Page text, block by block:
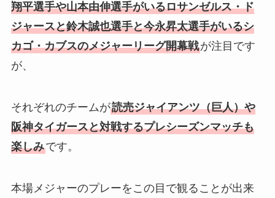
翔平選手や山本由伸選手がいるロサンゼルス・ド
ジャースと鈴木誠也選手と今永昇太選手がいるシ
カゴ・カブスのメジャーリーグ開幕戦が注目です
が、
それぞれのチームが読売ジャイアンツ（巨人）や
阪神タイガースと対戦するプレシーズンマッチも
楽しみです。
本場メジャーのプレーをこの目で観ることが出来